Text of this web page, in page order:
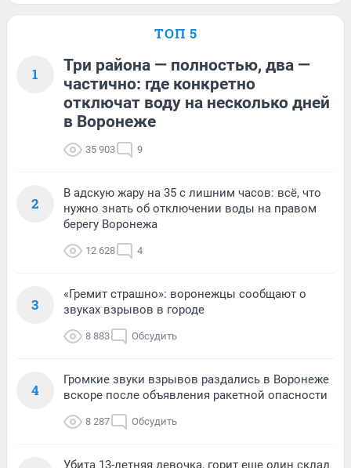
ТОП 5
1
Три района — полностью, два —
частично: где конкретно
отключат воду на несколько дней
в Воронеже
35 903 9
2
В адскую жару на 35 с лишним часов: всё, что
нужно знать об отключении воды на правом
берегу Воронежа
12 628 4
3
«Гремит страшно»: воронежцы сообщают о
звуках взрывов в городе
8 883 Обсудить
4
Громкие звуки взрывов раздались в Воронеже
вскоре после объявления ракетной опасности
8 287 Обсудить
Убита 13-летняя девочка, горит еще один склад